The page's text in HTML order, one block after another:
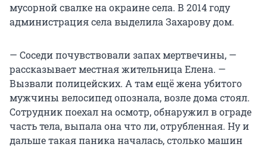
мусорной свалке на окраине села. В 2014 году
администрация села выделила Захарову дом.
— Соседи почувствовали запах мертвечины, —
рассказывает местная жительница Елена. —
Вызвали полицейских. А там ещё жена убитого
мужчины велосипед опознала, возле дома стоял.
Сотрудник поехал на осмотр, обнаружил в ограде
часть тела, выпала она что ли, отрубленная. Ну и
дальше такая паника началась, столько машин